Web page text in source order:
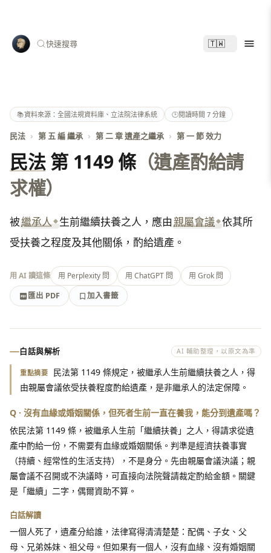
快速搜尋 🇹🇼
📚資料來源：全國法規資料庫、立法院法律系統 🕑閱讀時間 7 分鐘
民法 › 第 五 編 繼承 › 第 二 章 遺產之繼承 › 第 一 節 效力
民法第 1149 條（遺產酌給請
求權）
被繼承人 生前繼續扶養之人，應由親屬會議 依其所
受扶養之程度及其他關係，酌給遺產。
用 AI 讀這條 用 Perplexity 問 用 ChatGPT 問
用 Grok 問
匯出 PDF
加入書籤
匯出 PDF
加入書籤
白話與解析 AI 輔助整理，以原文為準
重點摘要
民法第 1149 條規定，被繼承人生前繼續扶養之人，得
由親屬會議依受扶養程度酌給遺產，是非繼承人的法定保障。
Q · 沒有血緣或婚姻關係，但死者生前一直在養我，能分到遺產嗎？
依民法第 1149 條，被繼承人生前「繼續扶養」之人，得請求從遺
產中酌給一份，不需要有血緣或婚姻關係。判準是經濟扶養事實
（持續、經常性的生活支持），不是身分。先由親屬會議決議；親
屬會議不召開或不決議時，可直接向法院聲請裁定酌給金額。關鍵
是「繼續」二字，偶爾資助不算。
白話解讀
一個人死了，遺產分給誰，法律寫得清清楚楚：配偶、子女、父
母、兄弟姊妹、祖父母。但如果有一個人，沒有血緣、沒有婚姻關